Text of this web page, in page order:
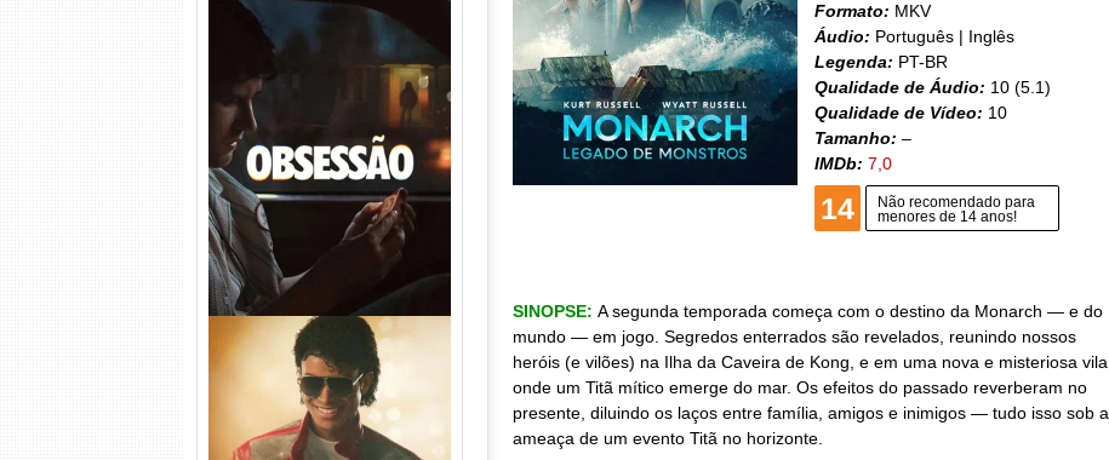
Formato: MKV
Áudio: Português | Inglês
Legenda: PT-BR
Qualidade de Áudio: 10 (5.1)
Qualidade de Vídeo: 10
Tamanho: –
IMDb: 7,0
14
Não recomendado para
menores de 14 anos!
SINOPSE: A segunda temporada começa com o destino da Monarch — e do
mundo — em jogo. Segredos enterrados são revelados, reunindo nossos
heróis (e vilões) na Ilha da Caveira de Kong, e em uma nova e misteriosa vila
onde um Titã mítico emerge do mar. Os efeitos do passado reverberam no
presente, diluindo os laços entre família, amigos e inimigos — tudo isso sob a
ameaça de um evento Titã no horizonte.
Obsessão Torrent (2026)
WEB-DL 1080p/4K Dual
Áudio